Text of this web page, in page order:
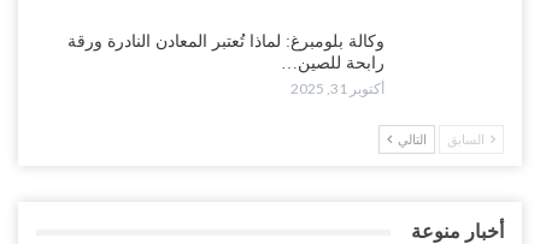
وكالة بلومبرغ: لماذا تُعتبر المعادن النادرة ورقة
رابحة للصين…
أكتوبر 31, 2025
السابق التالي
أخبار منوعة